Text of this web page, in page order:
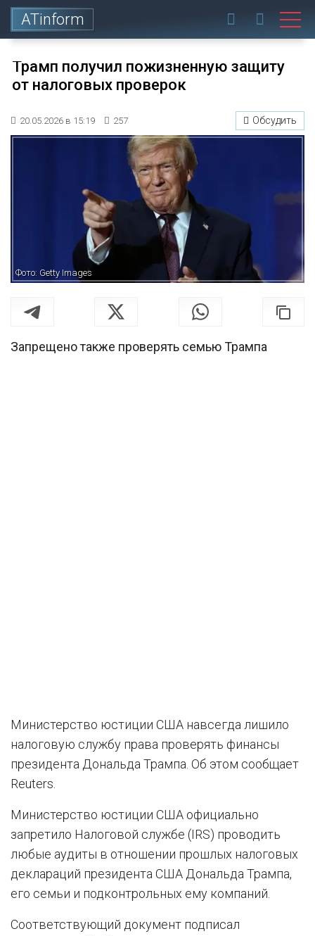
ATinform
Трамп получил пожизненную защиту
от налоговых проверок
20.05.2026 в 15:19 257 Обсудить
Фото: Getty Images
Запрещено также проверять семью Трампа
Министерство юстиции США навсегда лишило
налоговую службу права проверять финансы
президента Дональда Трампа. Об этом сообщает
Reuters.
Министерство юстиции США официально
запретило Налоговой службе (IRS) проводить
любые аудиты в отношении прошлых налоговых
деклараций президента США Дональда Трампа,
его семьи и подконтрольных ему компаний.
Соответствующий документ подписал